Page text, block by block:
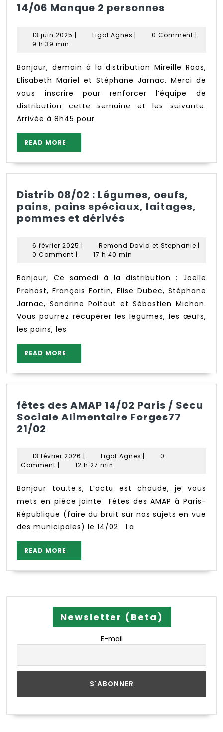
14/06 Manque 2 personnes
2
13 juin 2025 13| Ligot Agnes Ligot
| 0 Comment |
9 h 39 min
Bonjour, demain à la distribution Mireille Roos,
Elisabeth Mariel et Stéphane Jarnac. Merci de
vous inscrire pour renforcer l’équipe de
distribution cette semaine et les suivante.
Arrivée à 8h45 pour
READ MORE
MORE
Distrib 08/02 : Légumes, oeufs,
pains, pains spéciaux, laitages,
pommes et dérivés
:
Légumes,
pains,
pains
spéciaux,
laitages,
pommes
6 février 2025 6
février
| Remond David et Stephanie |
0 Comment | 17 h 40 min
Bonjour, Ce samedi à la distribution : Joëlle
Prehost, François Fortin, Elise Dubec, Stéphane
Jarnac, Sandrine Poitout et Sébastien Michon.
Vous pourrez récupérer les légumes, les œufs,
les pains, les
READ MORE
MORE
fêtes des AMAP 14/02 Paris / Secu
Sociale Alimentaire Forges77
21/02
AMAP
14/02
Secu
Sociale
Alimentaire
Forges77
21/02
13 février 2026 13
février
| Ligot Agnes Ligot
|
0
Comment | 12 h 27 min
Bonjour tou.te.s, L’actu est chaude, je vous
mets en pièce jointe Fêtes des AMAP à Paris-
République (faire du bruit sur nos sujets en vue
des municipales) le 14/02 La
READ MORE
MORE
Newsletter (Beta)
E-mail